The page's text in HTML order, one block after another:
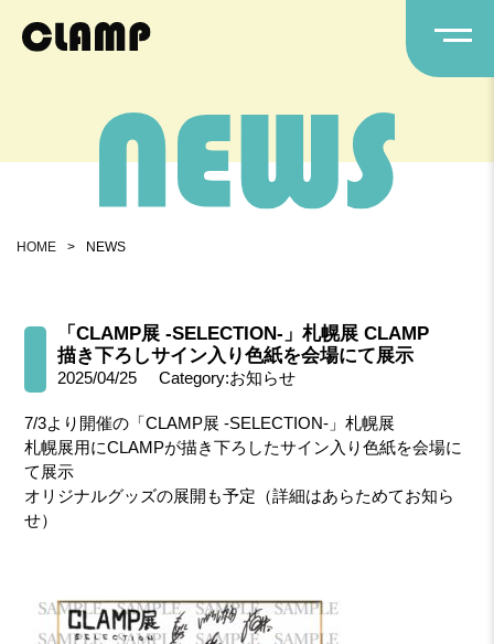
HOME > NEWS
「CLAMP展 -SELECTION-」札幌展 CLAMP
描き下ろしサイン入り色紙を会場にて展示
2025/04/25 Category:お知らせ
7/3より開催の「CLAMP展 -SELECTION-」札幌展
札幌展用にCLAMPが描き下ろしたサイン入り色紙を会場に
て展示
オリジナルグッズの展開も予定（詳細はあらためてお知ら
せ）